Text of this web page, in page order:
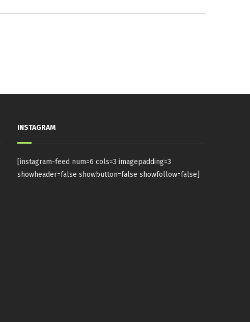
INSTAGRAM
[instagram-feed num=6 cols=3 imagepadding=3
showheader=false showbutton=false showfollow=false]